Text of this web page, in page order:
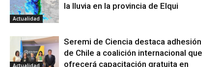
Actualidad
la lluvia en la provincia de Elqui
Actualidad
Seremi de Ciencia destaca adhesión
de Chile a coalición internacional que
ofrecerá capacitación gratuita en